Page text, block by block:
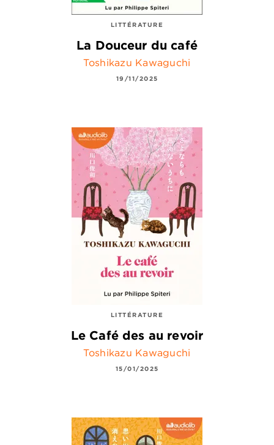
LITTÉRATURE
La Douceur du café
Toshikazu Kawaguchi
19/11/2025
LITTÉRATURE
Le Café des au revoir
Toshikazu Kawaguchi
15/01/2025